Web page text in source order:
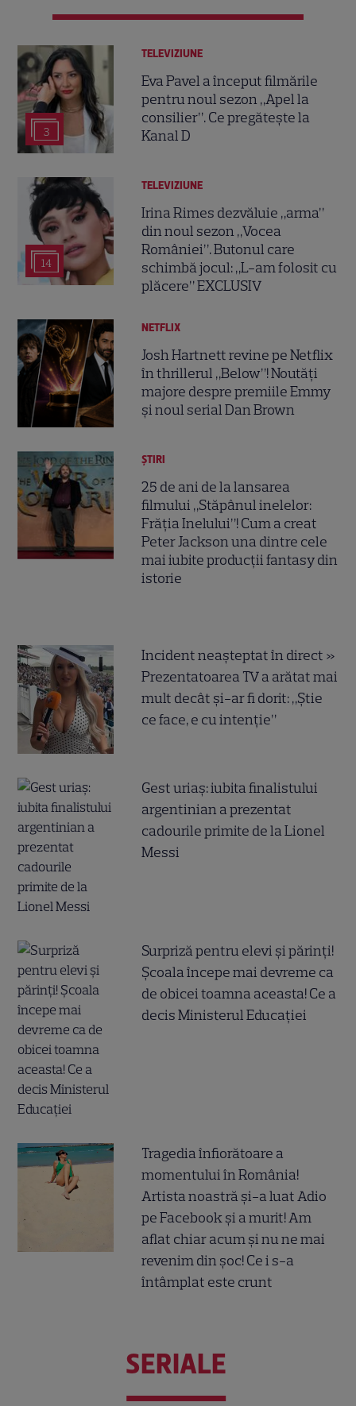
3
TELEVIZIUNE
Eva Pavel a început filmările
pentru noul sezon „Apel la
consilier”. Ce pregătește la
Kanal D
14
TELEVIZIUNE
Irina Rimes dezvăluie „arma”
din noul sezon „Vocea
României”. Butonul care
schimbă jocul: „L-am folosit cu
plăcere” EXCLUSIV
NETFLIX
Josh Hartnett revine pe Netflix
în thrillerul „Below”! Noutăți
majore despre premiile Emmy
și noul serial Dan Brown
ȘTIRI
25 de ani de la lansarea
filmului „Stăpânul inelelor:
Frăția Inelului”! Cum a creat
Peter Jackson una dintre cele
mai iubite producții fantasy din
istorie
Incident neașteptat în direct »
Prezentatoarea TV a arătat mai
mult decât și-ar fi dorit: „Știe
ce face, e cu intenție”
Gest uriaș: iubita finalistului
argentinian a prezentat
cadourile primite de la Lionel
Messi
Surpriză pentru elevi și părinți!
Școala începe mai devreme ca
de obicei toamna aceasta! Ce a
decis Ministerul Educației
Tragedia înfiorătoare a
momentului în România!
Artista noastră și-a luat Adio
pe Facebook și a murit! Am
aflat chiar acum și nu ne mai
revenim din șoc! Ce i s-a
întâmplat este crunt
SERIALE